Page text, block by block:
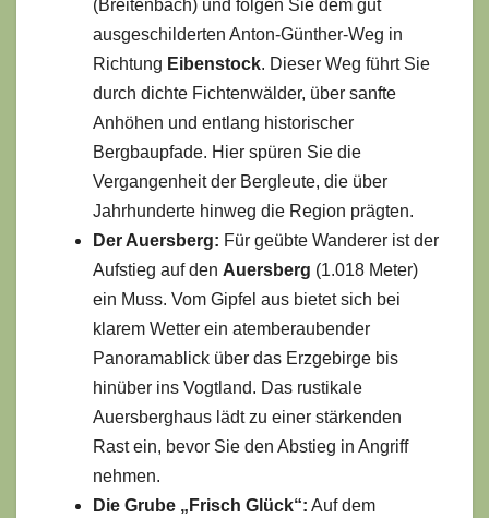
(Breitenbach) und folgen Sie dem gut
ausgeschilderten Anton-Günther-Weg in
Richtung Eibenstock. Dieser Weg führt Sie
durch dichte Fichtenwälder, über sanfte
Anhöhen und entlang historischer
Bergbaupfade. Hier spüren Sie die
Vergangenheit der Bergleute, die über
Jahrhunderte hinweg die Region prägten.
Der Auersberg: Für geübte Wanderer ist der
Aufstieg auf den Auersberg (1.018 Meter)
ein Muss. Vom Gipfel aus bietet sich bei
klarem Wetter ein atemberaubender
Panoramablick über das Erzgebirge bis
hinüber ins Vogtland. Das rustikale
Auersberghaus lädt zu einer stärkenden
Rast ein, bevor Sie den Abstieg in Angriff
nehmen.
Die Grube „Frisch Glück“: Auf dem